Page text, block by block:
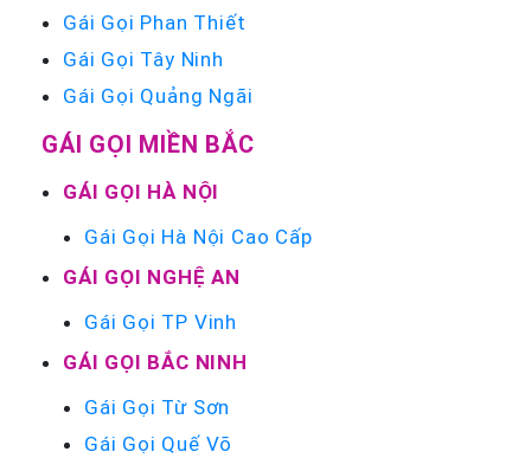
Gái Gọi Phan Thiết
Gái Gọi Tây Ninh
Gái Gọi Quảng Ngãi
GÁI GỌI MIỀN BẮC
GÁI GỌI HÀ NỘI
Gái Gọi Hà Nội Cao Cấp
GÁI GỌI NGHỆ AN
Gái Gọi TP Vinh
GÁI GỌI BẮC NINH
Gái Gọi Từ Sơn
Gái Gọi Quế Võ